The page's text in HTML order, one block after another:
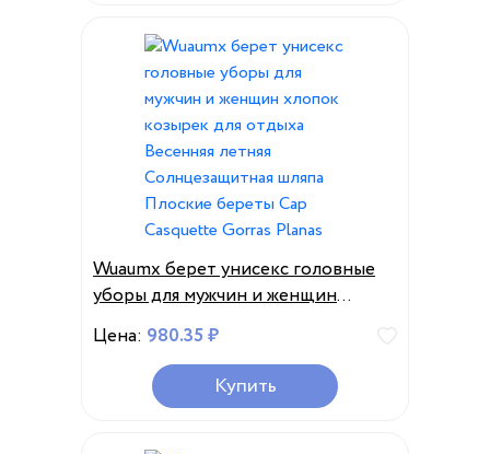
водителя
Wuaumx берет унисекс головные
уборы для мужчин и женщин
хлопок козырек для отдыха
Весенняя летняя Солнцезащитная
шляпа Плоские береты Cap
Casquette Gorras Planas
Цена: 980.35 ₽
Купить